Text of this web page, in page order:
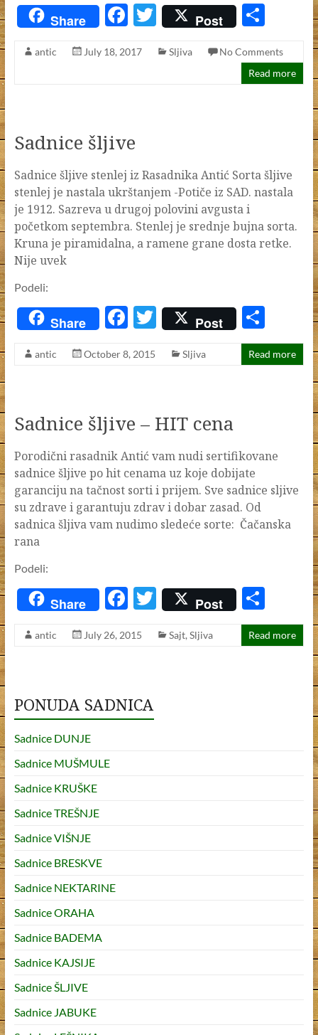
Share
F
e
k
T
itt
Post
S
ar
e
antic July 18, 2017 Sljiva
No Comments
Read more
Sadnice šljive
Sadnice šljive stenlej iz Rasadnika Antić Sorta šljive
stenlej je nastala ukrštanjem -Potiče iz SAD. nastala
je 1912. Sazreva u drugoj polovini avgusta i
početkom septembra. Stenlej je srednje bujna sorta.
Kruna je piramidalna, a ramene grane dosta retke.
Nije uvek
Podeli:
Share
F
e
o
k
T
itt
Post
S
h
ar
antic October 8, 2015 Sljiva Read more
Sadnice šljive – HIT cena
Porodični rasadnik Antić vam nudi sertifikovane
sadnice šljive po hit cenama uz koje dobijate
garanciju na tačnost sorti i prijem. Sve sadnice sljive
su zdrave i garantuju zdrav i dobar zasad. Od
sadnica šljiva vam nudimo sledeće sorte: Čačanska
rana
Podeli:
Share
F
e
o
T
itt
Post
S
h
ar
antic July 26, 2015 Sajt,Sljiva Read more
PONUDA SADNICA
Sadnice DUNJE
Sadnice MUŠMULE
Sadnice KRUŠKE
Sadnice TREŠNJE
Sadnice VIŠNJE
Sadnice BRESKVE
Sadnice NEKTARINE
Sadnice ORAHA
Sadnice BADEMA
Sadnice KAJSIJE
Sadnice ŠLJIVE
Sadnice JABUKE